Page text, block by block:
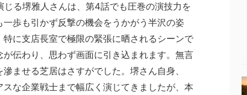
じる堺雅人さんは、第4話でも圧巻の演技力を
歩も引かず反撃の機会をうかがう半沢の姿
に支店長室で極限の緊張に晒されるシーンで
伝わり、思わず画面に引き込まれます。無言
ませる芝居はさすがでした。堺さん自身、
な企業戦士まで幅広く演じてきましたが、本